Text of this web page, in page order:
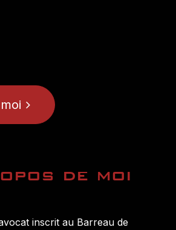
de moi
inscrit au Barreau de